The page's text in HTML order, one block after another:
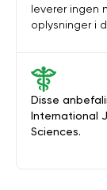
Disse
International
Sciences.
leverer ingen
oplysninger i